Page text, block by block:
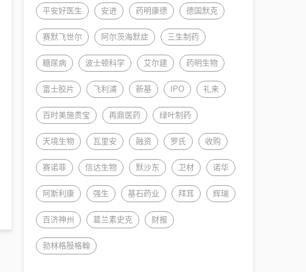
平安好医生 安进 药明康德 德国默克
赛默飞世尔 阿尔茨海默症 三生制药
糖尿病 波士顿科学 艾尔建 药明生物
富士胶片 飞利浦 新基 IPO 礼来
百时美施贵宝 再鼎医药 绿叶制药
天境生物 瓦里安 融资 罗氏 收购
赛诺菲 信达生物 默沙东 卫材 诺华
阿斯利康 强生 基石药业 拜耳 辉瑞
百济神州 葛兰素史克 财报
勃林格殷格翰